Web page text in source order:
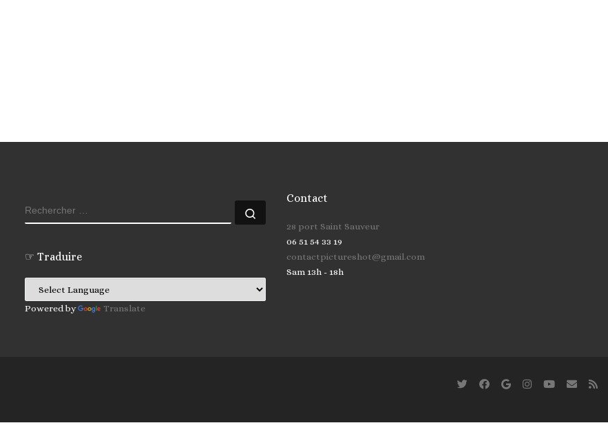
RECHERCHER
☞ Traduire
Powered by Translate
Contact
28 port Saint Sauveur
06 51 54 33 19
contactpictureshot@gmail.com
Sam 13h - 18h